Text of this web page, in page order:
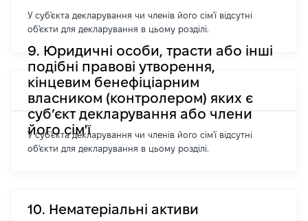
У суб'єкта декларування чи членів його сім'ї відсутні
об'єкти для декларування в цьому розділі.
9. Юридичні особи, трасти або інші
подібні правові утворення,
кінцевим бенефіціарним
власником (контролером) яких є
суб’єкт декларування або члени
його сім'ї
У суб'єкта декларування чи членів його сім'ї відсутні
об'єкти для декларування в цьому розділі.
10. Нематеріальні активи